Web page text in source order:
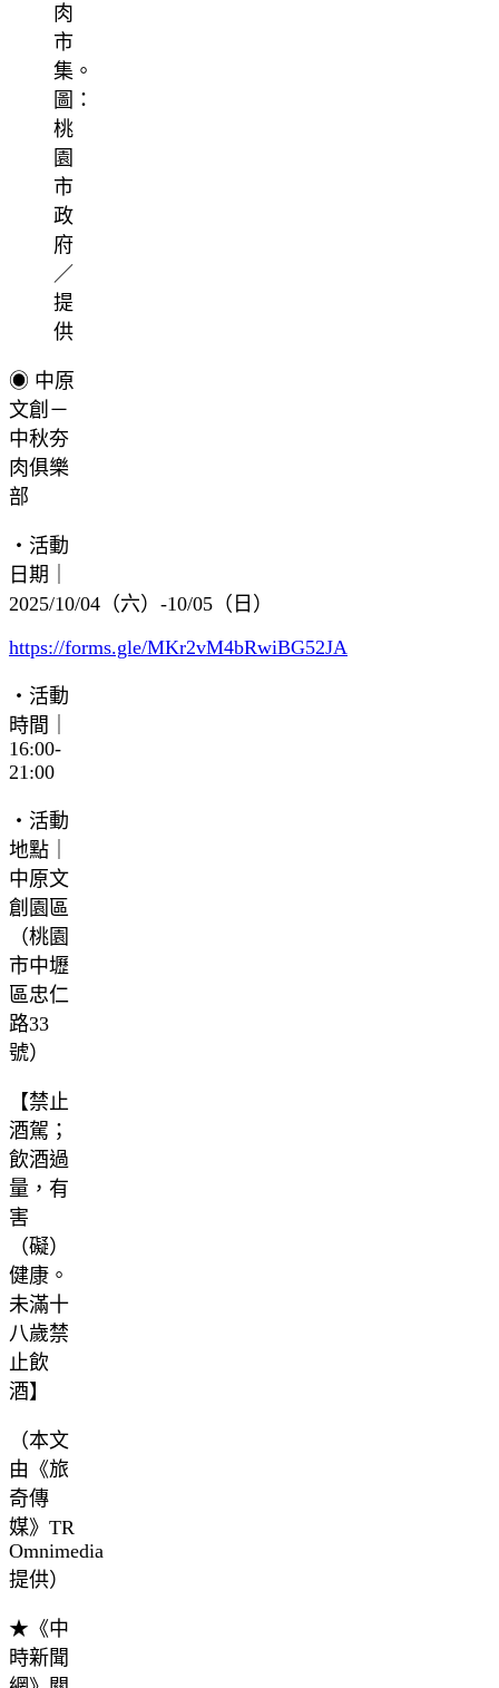
肉
市
集。
圖：
桃
園
市
政
府
／
提
供
◉ 中原
文創－
中秋夯
肉俱樂
部
・活動
日期｜
2025/10/04（六）-10/05（日）
https://forms.gle/MKr2vM4bRwiBG52JA
・活動
時間｜
16:00-
21:00
・活動
地點｜
中原文
創園區
（桃園
市中壢
區忠仁
路33
號）
【禁止
酒駕；
飲酒過
量，有
害
（礙）
健康。
未滿十
八歲禁
止飲
酒】
（本文
由《旅
奇傳
媒》TR
Omnimedia
提供）
★《中
時新聞